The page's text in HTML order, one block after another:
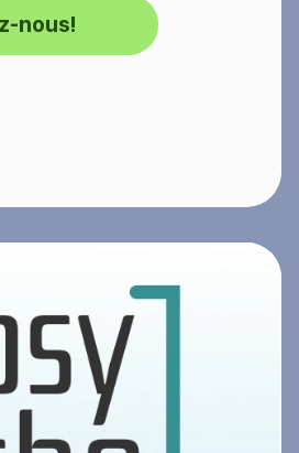
nous!